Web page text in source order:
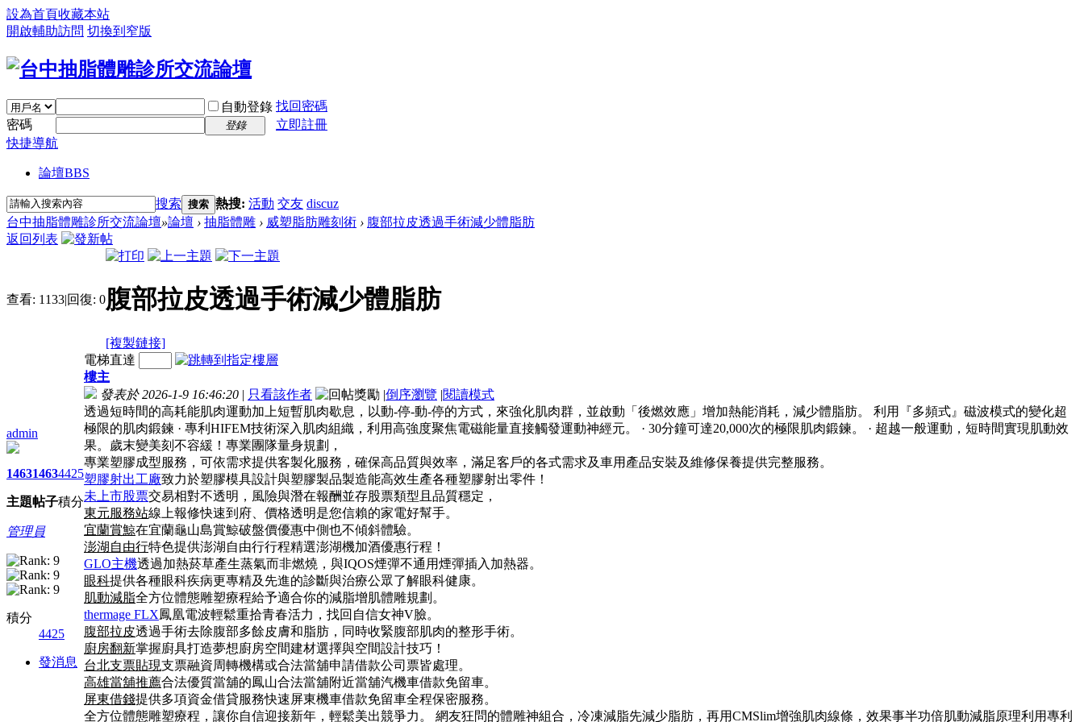
設為首頁收藏本站
開啟輔助訪問 切換到窄版
自動登錄 找回密碼
密碼
登錄
立即註冊
快捷導航
論壇BBS
搜索 搜索 熱搜: 活動 交友 discuz
台中抽脂體雕診所交流論壇»論壇 › 抽脂體雕 › 威塑脂肪雕刻術 › 腹部拉皮透過手術減少體脂肪
返回列表
查看: 1133|回復: 0腹部拉皮透過手術減少體脂肪
[複製鏈接]
admin
1463
主題
1463
帖子
4425
積分
管理員
積分
4425
發消息
電梯直達
樓主
發表於 2026-1-9 16:46:20 | 只看該作者 |倒序瀏覽 |閱讀模式
透過短時間的高耗能肌肉運動加上短暫肌肉歇息，以動-停-動-停的方式，來強化肌肉群，並啟動「後燃效應」增加熱能消耗，減少體脂肪。 利用『多頻式』磁波模式的變化超
極限的肌肉鍛鍊 · 專利HIFEM技術深入肌肉組織，利用高強度聚焦電磁能量直接觸發運動神經元。 · 30分鐘可達20,000次的極限肌肉鍛鍊。 · 超越一般運動，短時間實現肌動效
果。歲末變美刻不容緩！專業團隊量身規劃，
專業塑膠成型服務，可依需求提供客製化服務，確保高品質與效率，滿足客戶的各式需求及車用產品安裝及維修保養提供完整服務。
塑膠射出工廠致力於塑膠模具設計與塑膠製品製造能高效生產各種塑膠射出零件！
未上市股票交易相對不透明，風險與潛在報酬並存股票類型且品質穩定，
東元服務站線上報修快速到府、價格透明是您信賴的家電好幫手。
宜蘭賞鯨在宜蘭龜山島賞鯨破盤價優惠中側也不傾斜體驗。
澎湖自由行特色提供澎湖自由行行程精選澎湖機加酒優惠行程！
GLO主機透過加熱菸草產生蒸氣而非燃燒，與IQOS煙彈不通用煙彈插入加熱器。
眼科提供各種眼科疾病更專精及先進的診斷與治療公眾了解眼科健康。
肌動減脂全方位體態雕塑療程給予適合你的減脂增肌體雕規劃。
thermage FLX鳳凰電波輕鬆重拾青春活力，找回自信女神V臉。
腹部拉皮透過手術去除腹部多餘皮膚和脂肪，同時收緊腹部肌肉的整形手術。
廚房翻新掌握廚具打造夢想廚房空間建材選擇與空間設計技巧！
台北支票貼現支票融資周轉機構或合法當舖申請借款公司票皆處理。
高雄當舖推薦合法優質當舖的鳳山合法當舖附近當舖汽機車借款免留車。
屏東借錢提供多項資金借貸服務快速屏東機車借款免留車全程保密服務。
全方位體態雕塑療程，讓你自信迎接新年，輕鬆美出競爭力。 網友狂問的體雕神組合，冷凍減脂先減少脂肪，再用CMSlim增強肌肉線條，效果事半功倍肌動減脂原理利用專利